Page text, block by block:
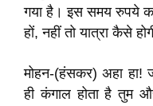
गया है। इस समय रुपये
हों, नहीं तो यात्रा कैसे
मोहन-(हंसकर) अहा हा!
ही कंगाल होता है तुम